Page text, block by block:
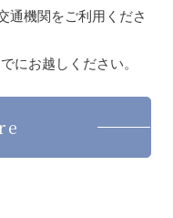
通機関をご利用くださ
にお越しください。